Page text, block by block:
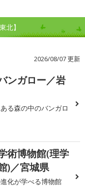
北】
2026/08/07 更新
ンガロー／岩
る森の中のバンガロ
術博物館(理学
)／宮城県
化が学べる博物館